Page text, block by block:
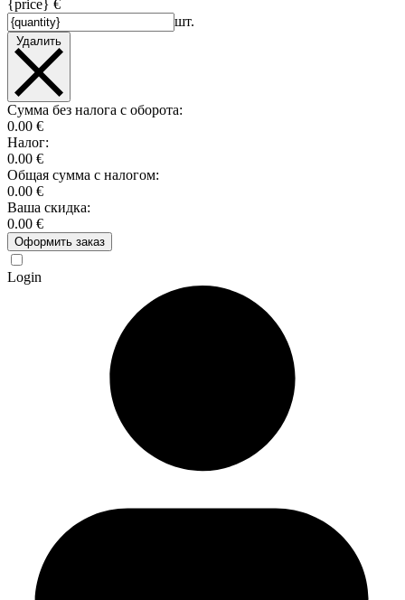
{price} €
шт.
Удалить
Сумма без налога с оборота:
0.00 €
Налог:
0.00 €
Общая сумма с налогом:
0.00 €
Ваша скидка:
0.00 €
Оформить заказ
Login